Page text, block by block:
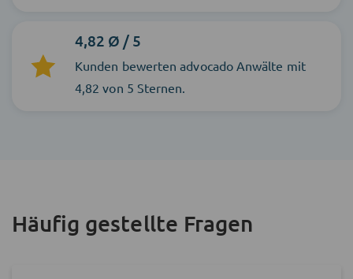
4,82 Ø / 5
Kunden bewerten advocado Anwälte mit
4,82 von 5 Sternen.
Häufig gestellte Fragen